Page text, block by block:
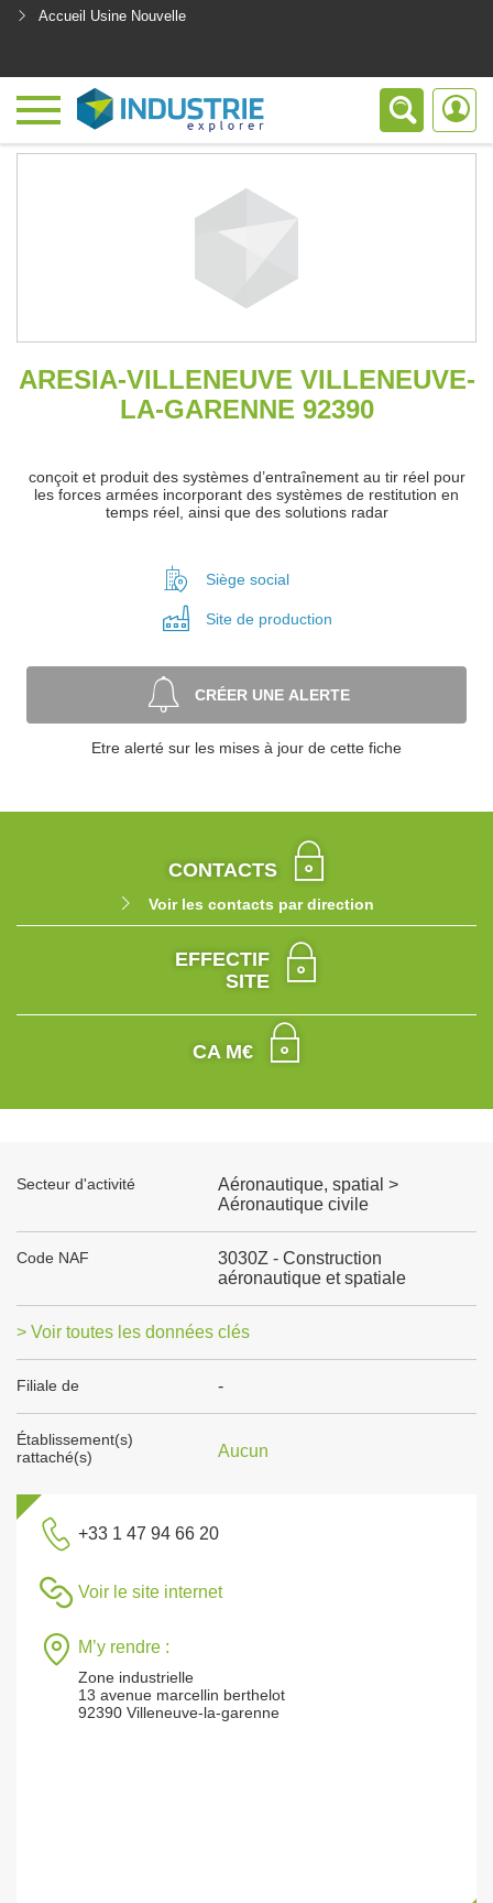
Accueil Usine Nouvelle
ARESIA-VILLENEUVE VILLENEUVE-
LA-GARENNE 92390
conçoit et produit des systèmes d’entraînement au tir réel pour
les forces armées incorporant des systèmes de restitution en
temps réel, ainsi que des solutions radar
Siège social
Site de production
CRÉER UNE ALERTE
Etre alerté sur les mises à jour de cette fiche
CONTACTS
Voir les contacts par direction
EFFECTIF
SITE
CA M€
Secteur d'activité
Aéronautique, spatial >
Aéronautique civile
Code NAF
3030Z - Construction
aéronautique et spatiale
> Voir toutes les données clés
Filiale de -
Établissement(s)
rattaché(s)
Aucun
+33 1 47 94 66 20
Voir le site internet
M’y rendre :
Zone industrielle
13 avenue marcellin berthelot
92390 Villeneuve-la-garenne